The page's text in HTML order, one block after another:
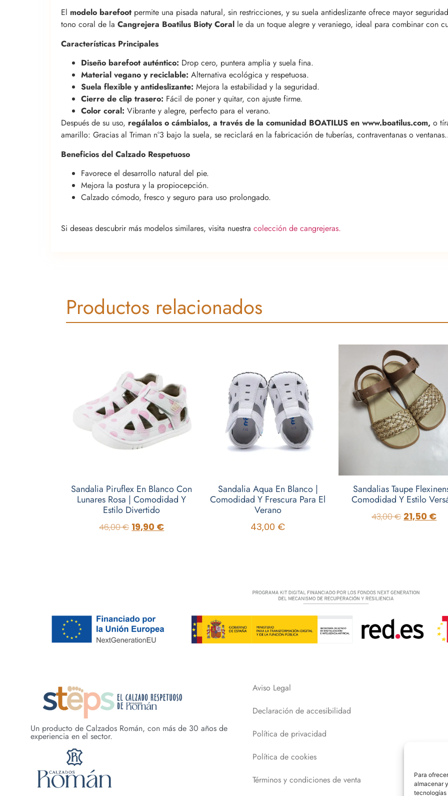
Para
almacenar
tecnologías
El modelo barefoot permite una pisada natural, sin restricciones, y su suela antideslizante ofrece mayor
tono coral de la Cangrejera Boatilus Bioty Coral le da un toque alegre y veraniego, ideal para combinar con
Características Principales
Diseño barefoot auténtico: Drop cero, puntera amplia y suela fina.
Material vegano y reciclable: Alternativa ecológica y respetuosa.
Suela flexible y antideslizante: Mejora la estabilidad y la seguridad.
Cierre de clip trasero: Fácil de poner y quitar, con ajuste firme.
Color coral: Vibrante y alegre, perfecto para el verano.
Después de su uso, regálalos o cámbialos, a través de la comunidad BOATILUS en www.boatilus.com, o
amarillo: Gracias al Triman n°3 bajo la suela, se reciclará en la fabricación de tuberías, contraventanas o
Beneficios del Calzado Respetuoso
Favorece el desarrollo natural del pie.
Mejora la postura y la propiocepción.
Calzado cómodo, fresco y seguro para uso prolongado.
Si deseas descubrir más modelos similares, visita nuestra colección de cangrejeras.
Productos relacionados
Sandalia Piruflex En Blanco Con
Lunares Rosa | Comodidad Y
Estilo Divertido
46,00€ 19,90 €
Sandalia Aqua En Blanco |
Comodidad Y Frescura Para El
Verano
43,00 €
Sandalias Taupe
Comodidad Y Estilo
43,00€ 21,50 €
Un producto de Calzados Román, con más de 30 años de
experiencia en el sector.
Aviso Legal
Declaración de accesibilidad
Política de privacidad
Política de cookies
Términos y condiciones de venta